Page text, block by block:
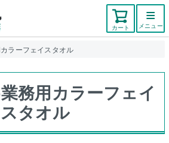
カート メニュー
ラーフェイスタオル
務用カラーフェイ
スタオル